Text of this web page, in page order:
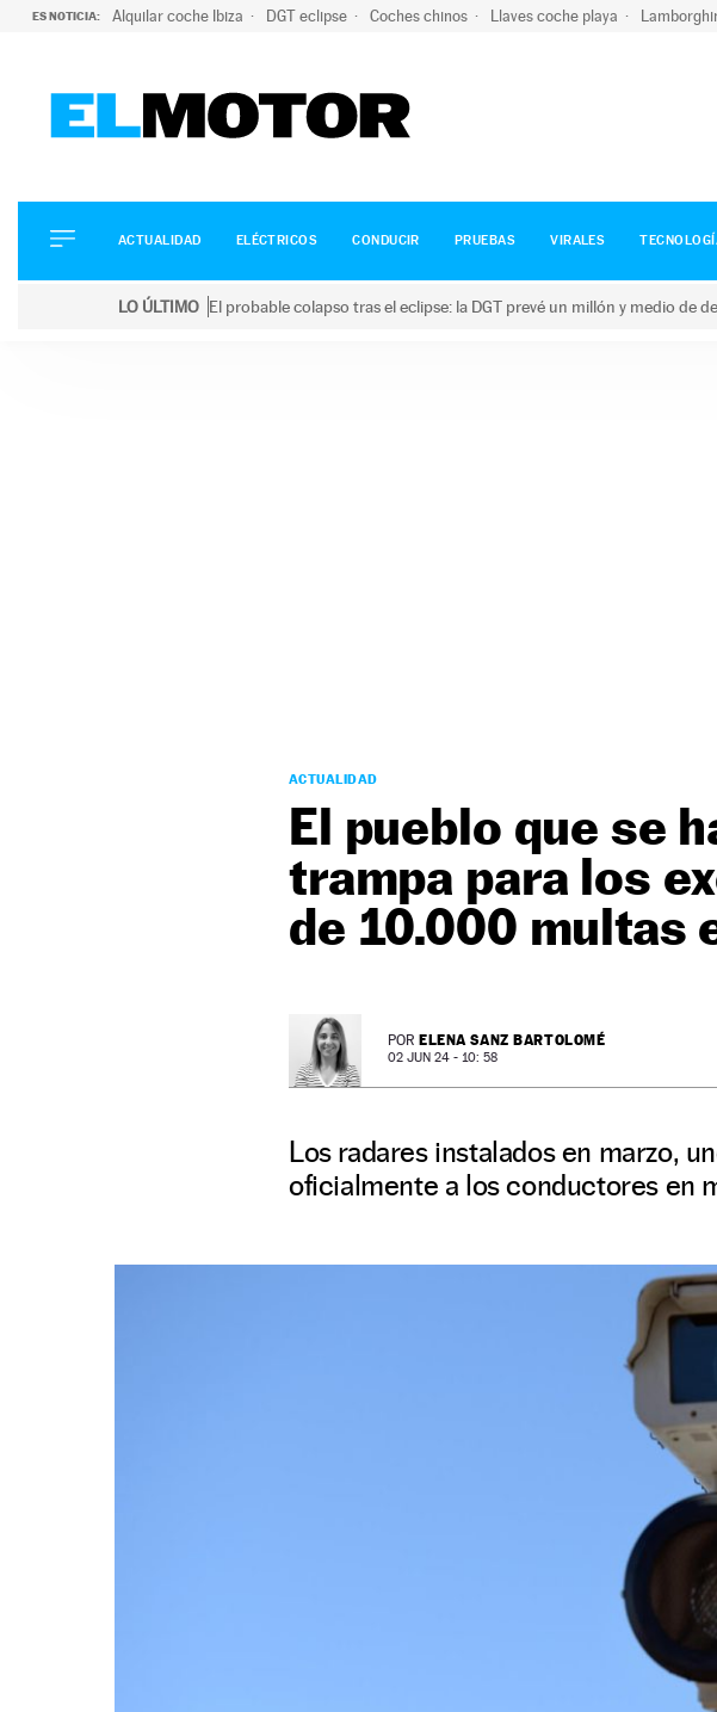
ES NOTICIA: Alquilar coche Ibiza DGT eclipse Coches chinos Llaves coche playa
ELÉCTRICOS
CONDUCIR
ACTUALIDAD ELÉCTRICOS CONDUCIR PRUEBAS VIRALES
LO ÚLTIMO El probable colapso tras el eclipse: la DGT prevé un millón y medio de
ACTUALIDAD
El pueblo que se
trampa para los
de 10.000 multas
POR ELENA SANZ BARTOLOMÉ
02 JUN 24 - 10: 58
Los radares instalados en marzo,
oficialmente a los conductores en